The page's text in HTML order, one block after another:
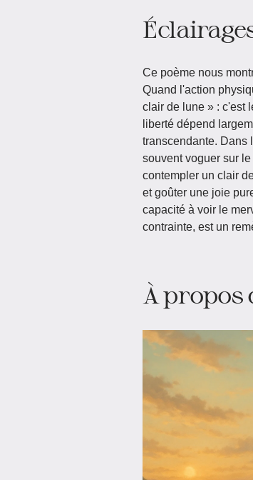
Ce poème nous
Quand l'action
clair de lune » : c'est
liberté dépend
transcendante. Dans
souvent voguer sur
contempler un clair
et goûter une joie
capacité à voir le
contrainte, est un
À propos